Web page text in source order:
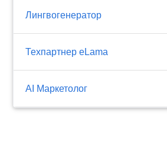
Лингвогенератор
Техпартнер eLama
AI Маркетолог